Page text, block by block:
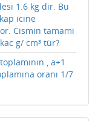
1.6 kg dir. Bu
icine
Cismin tamami
g/ cm³ tür?
, a+1
oranı 1/7